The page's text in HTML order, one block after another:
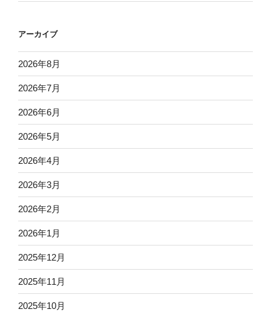
アーカイブ
2026年8月
2026年7月
2026年6月
2026年5月
2026年4月
2026年3月
2026年2月
2026年1月
2025年12月
2025年11月
2025年10月